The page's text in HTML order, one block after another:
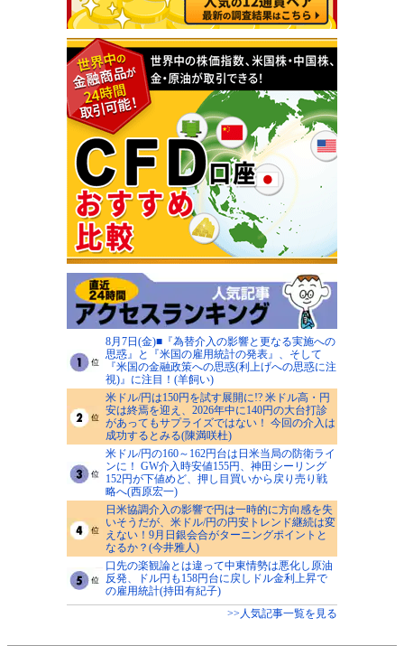
8月7日(金)■『為替介入の影響と更なる実施への
思惑』と『米国の雇用統計の発表』、そして
『米国の金融政策への思惑(利上げへの思惑に注
視)』に注目！(羊飼い)
米ドル/円は150円を試す展開に!? 米ドル高・円
安は終焉を迎え、2026年中に140円の大台打診
があってもサプライズではない！ 今回の介入は
成功するとみる(陳満咲杜)
米ドル/円の160～162円台は日米当局の防衛ライ
ンに！ GW介入時安値155円、神田シーリング
152円が下値めど、押し目買いから戻り売り戦
略へ(西原宏一)
日米協調介入の影響で円は一時的に方向感を失
いそうだが、米ドル/円の円安トレンド継続は変
えない！9月日銀会合がターニングポイントと
なるか？(今井雅人)
口先の楽観論とは違って中東情勢は悪化し原油
反発、ドル円も158円台に戻しドル金利上昇で
の雇用統計(持田有紀子)
>>人気記事一覧を見る